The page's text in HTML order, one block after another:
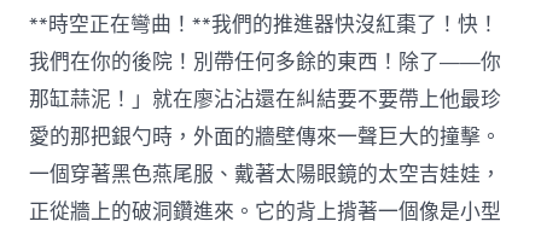
**時空正在彎曲！**我們的推進器快沒紅棗了！快！
我們在你的後院！別帶任何多餘的東西！除了——你
那缸蒜泥！」就在廖沾沾還在糾結要不要帶上他最珍
愛的那把銀勺時，外面的牆壁傳來一聲巨大的撞擊。
一個穿著黑色燕尾服、戴著太陽眼鏡的太空吉娃娃，
正從牆上的破洞鑽進來。它的背上揹著一個像是小型